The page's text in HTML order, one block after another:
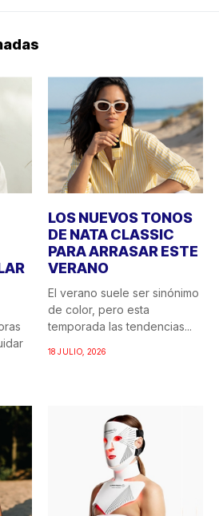
LOS NUEVOS TONOS
DE NATA CLASSIC
PARA ARRASAR ESTE
VERANO
El verano suele ser sinónimo
de color, pero esta
temporada las tendencias...
18 JULIO, 2026
Y
TRANSFORMAR TU
PIEL CON LA NUEVA
SERIE 2 DE
CURRENTBODY SIN
SALIR DE CASA